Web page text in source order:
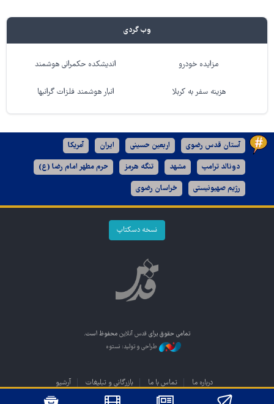
وب گردی
مزایده خودرو اندیشکده حکمرانی هوشمند
هزینه سفر به کربلا انبار هوشمند فلزات گرانبها
آستان قدس رضوی اربعین حسینی ایران آمریکا
دونالد ترامپ مشهد تنگه هرمز حرم مطهر امام رضا (ع)
رژیم صهیونیستی خراسان رضوی
نسخه دسکتاپ
تمامی حقوق برای قدس آنلاین محفوظ است.
طراحی و تولید: نستوه
درباره ما تماس با ما بازرگانی و تبلیغات آرشیو